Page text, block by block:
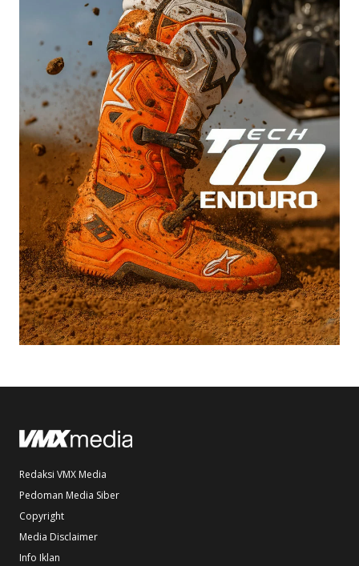
Redaksi VMX Media
Pedoman Media Siber
Copyright
Media Disclaimer
Info Iklan